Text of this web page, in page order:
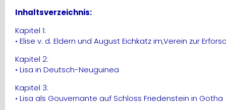
Inhaltsverzeichnis:
Kapitel 1:
• Elise v. d. Eldern und August Eichkatz im‚Verein zur
Kapitel 2:
• Lisa in Deutsch-Neuguinea
Kapitel 3:
• Lisa als Gouvernante auf Schloss Friedenstein in Gotha